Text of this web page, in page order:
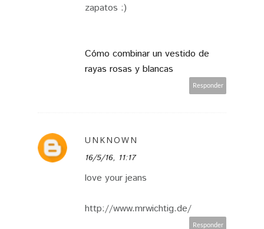
zapatos :)
Cómo combinar un vestido de
rayas rosas y blancas
Responder
UNKNOWN
16/5/16, 11:17
love your jeans
http://www.mrwichtig.de/
Responder